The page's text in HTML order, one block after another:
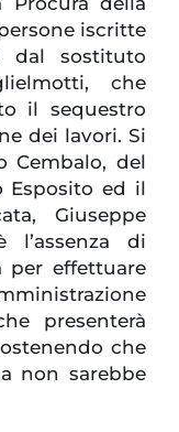
iscritte
dal sostituto
che
il sequestro
dei lavori. Si
Cembalo, del
Esposito ed il
Giuseppe
l’assenza di
per effettuare
presenterà
che
non sarebbe